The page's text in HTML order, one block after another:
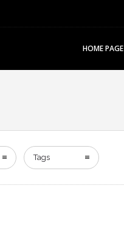
HOME PAGE
Tags